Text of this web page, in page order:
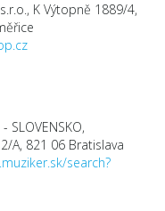
K Výtopně 1889/4,
SLOVENSKO,
A, 821 06 Bratislava
search?